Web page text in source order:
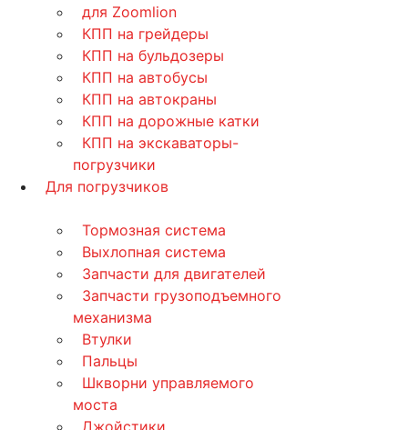
для Zoomlion
КПП на грейдеры
КПП на бульдозеры
КПП на автобусы
КПП на автокраны
КПП на дорожные катки
КПП на экскаваторы-
погрузчики
Для погрузчиков
Тормозная система
Выхлопная система
Запчасти для двигателей
Запчасти грузоподъемного
механизма
Втулки
Пальцы
Шкворни управляемого
моста
Джойстики